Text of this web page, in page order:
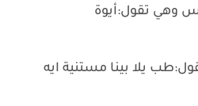
وهي تقول:أيوة
يلا بينا مستنية ايه